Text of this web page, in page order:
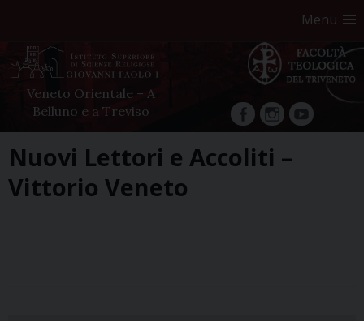
Menu
Veneto Orientale – A
Belluno e a Treviso
facebookInstagram
YouTube
content
Nuovi Lettori e Accoliti –
Vittorio Veneto